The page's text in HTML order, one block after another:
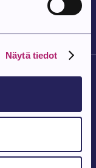
Näytä tiedot